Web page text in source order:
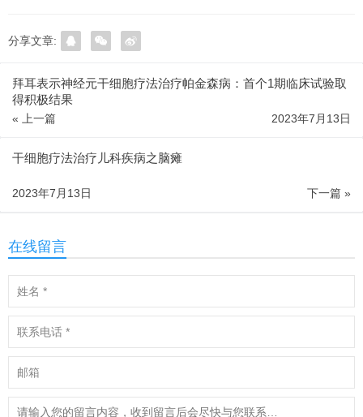
分享文章:
拜耳表示神经元干细胞疗法治疗帕金森病：首个1期临床试验取
得积极结果
« 上一篇 2023年7月13日
干细胞疗法治疗儿科疾病之脑瘫
下一篇 »
2023年7月13日
在线留言